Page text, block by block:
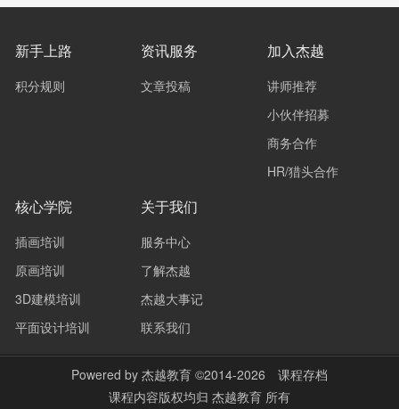
新手上路
积分规则
资讯服务
文章投稿
加入杰越
讲师推荐
小伙伴招募
商务合作
HR/猎头合作
核心学院
插画培训
原画培训
3D建模培训
平面设计培训
关于我们
服务中心
了解杰越
杰越大事记
联系我们
Powered by 杰越教育 ©2014-2026
课程存档
课程内容版权均归 杰越教育 所有